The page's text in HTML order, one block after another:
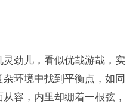
劲儿，看似优哉游哉，实
环境中找到平衡点，如同
容，内里却绷着一根弦，